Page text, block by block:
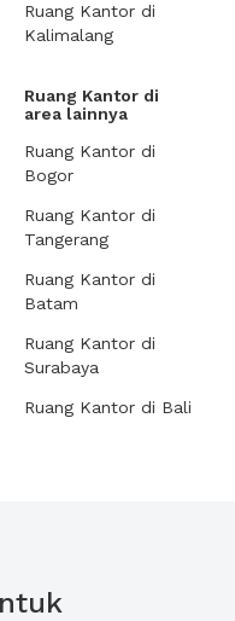
Ruang Kantor di
Kalimalang
Ruang Kantor di
area lainnya
Ruang Kantor di
Bogor
Ruang Kantor di
Tangerang
Ruang Kantor di
Batam
Ruang Kantor di
Surabaya
Ruang Kantor di Bali